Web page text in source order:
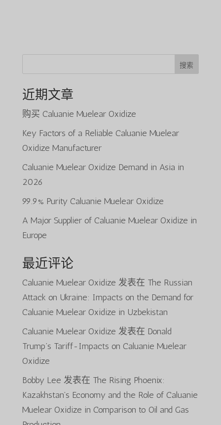
搜索
近期文章
购买 Caluanie Muelear Oxidize
Key Factors of a Reliable Caluanie Muelear
Oxidize Manufacturer
Caluanie Muelear Oxidize Demand in Asia in
2026
99.9% Purity Caluanie Muelear Oxidize
A Major Supplier of Caluanie Muelear Oxidize in
Europe
最近评论
Caluanie Muelear Oxidize 发表在 The Russian
Attack on Ukraine: Impacts on the Demand for
Caluanie Muelear Oxidize in Uzbekistan
Caluanie Muelear Oxidize 发表在 Donald
Trump’s Tariff-Impacts on Caluanie Muelear
Oxidize
Bobby Lee 发表在 The Rising Phoenix:
Kazakhstan’s Economy and the Role of Caluanie
Muelear Oxidize in Comparison to Oil and Gas